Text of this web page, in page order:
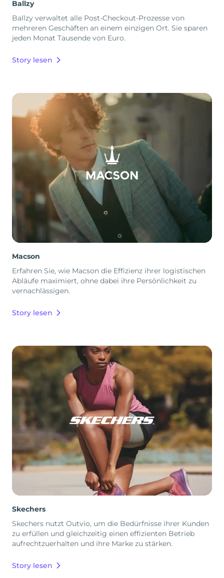
Ballzy
Ballzy verwaltet alle Post-Checkout-Prozesse von
mehreren Geschäften an einem einzigen Ort. Sie sparen
jeden Monat Tausende von Euro.
Story lesen
Macson
Erfahren Sie, wie Macson die Effizienz ihrer logistischen
Abläufe maximiert, ohne dabei ihre Persönlichkeit zu
vernachlässigen.
Story lesen
Skechers
Skechers nutzt Outvio, um die Bedürfnisse ihrer Kunden
zu erfüllen und gleichzeitig einen effizienten Betrieb
aufrechtzuerhalten und ihre Marke zu stärken.
Story lesen